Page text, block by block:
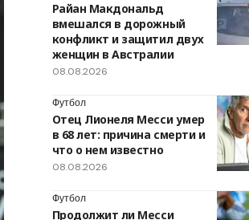
Райан Макдональд
вмешался в дорожный
конфликт и защитил двух
женщин в Австралии
08.08.2026
Футбол
Отец Лионеля Месси умер
в 68 лет: причина смерти и
что о нем известно
08.08.2026
Футбол
Продолжит ли Месси